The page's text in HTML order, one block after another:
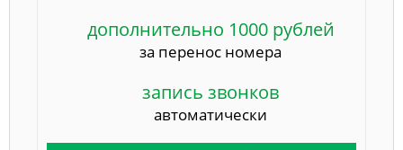
дополнительно 1000 рублей
за перенос номера
запись звонков
автоматически